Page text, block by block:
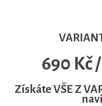
690 Kč
Získáte VŠE Z